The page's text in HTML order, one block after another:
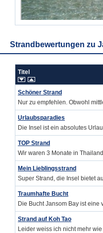
Strandbewertungen zu
Titel
Schöner Strand
Nur zu empfehlen. Obwohl
Urlaubsparadies
Die Insel ist ein absolutes
TOP Strand
Wir waren 3 Monate in
Mein Lieblingsstrand
Super Strand, die Insel bietet
Traumhafte Bucht
Die Bucht Jansom Bay ist eine
Strand auf Koh Tao
Leider weiss ich nicht mehr